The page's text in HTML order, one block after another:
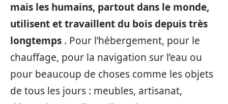
mais les humains, partout dans le monde,
utilisent et travaillent du bois depuis très
longtemps . Pour l’hébergement, pour le
chauffage, pour la navigation sur l’eau ou
pour beaucoup de choses comme les objets
de tous les jours : meubles, artisanat,